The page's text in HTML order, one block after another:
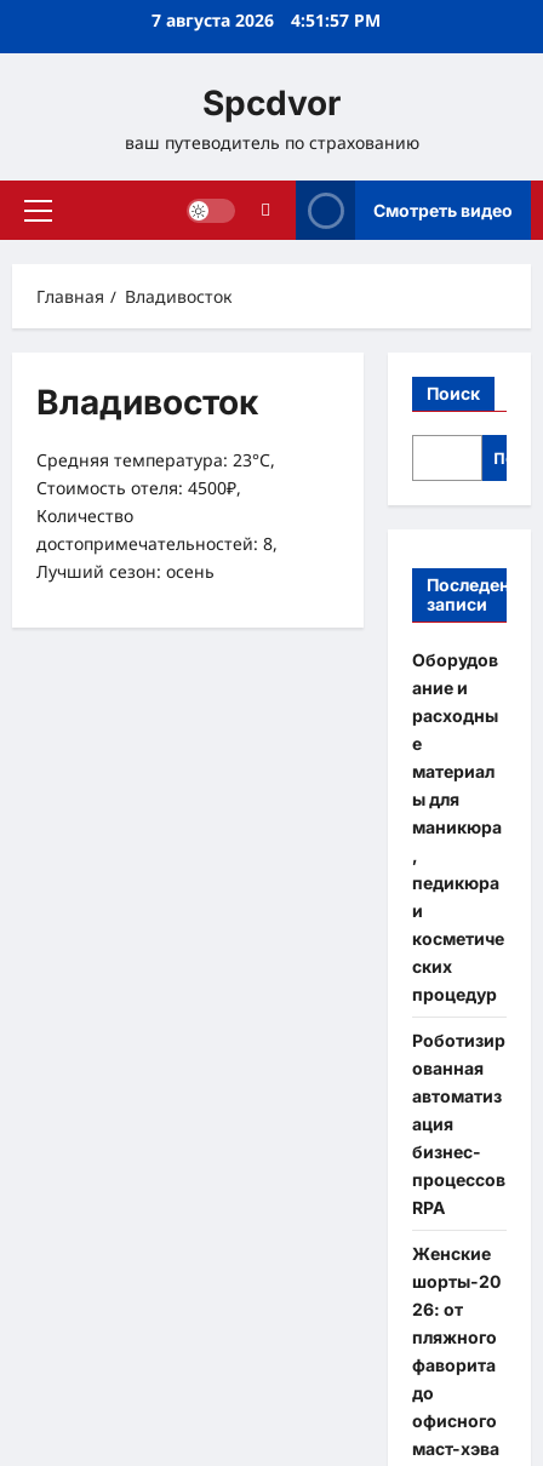
7 августа 2026 4:51:58 PM
Spcdvor
ваш путеводитель по страхованию
Основное
Смотреть видео
Главная Владивосток
Владивосток
Средняя температура: 23°C,
Стоимость отеля: 4500₽,
Количество
достопримечательностей: 8,
Лучший сезон: осень
Поиск
Поиск
Последение
записи
Оборудов
ание и
расходны
е
материал
ы для
маникюра
,
педикюра
и
косметиче
ских
процедур
Роботизир
ованная
автоматиз
ация
бизнес-
процессов
RPA
Женские
шорты-20
26: от
пляжного
фаворита
до
офисного
маст-хэва